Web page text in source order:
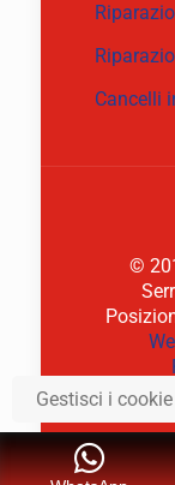
Cancelli
©
Gestisci i cookie